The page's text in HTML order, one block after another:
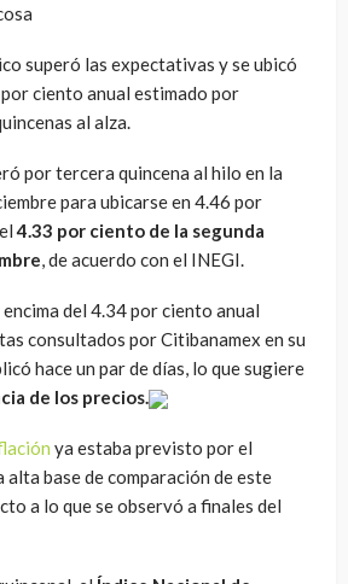
superó las expectativas y se ubicó
ciento anual estimado por
al alza.
por tercera quincena al hilo en la
para ubicarse en 4.46 por
4.33 por ciento de la segunda
, de acuerdo con el INEGI.
del 4.34 por ciento anual
consultados por Citibanamex en su
hace un par de días, lo que sugiere
de los precios.
ya estaba previsto por el
alta base de comparación de este
a lo que se observó a finales del